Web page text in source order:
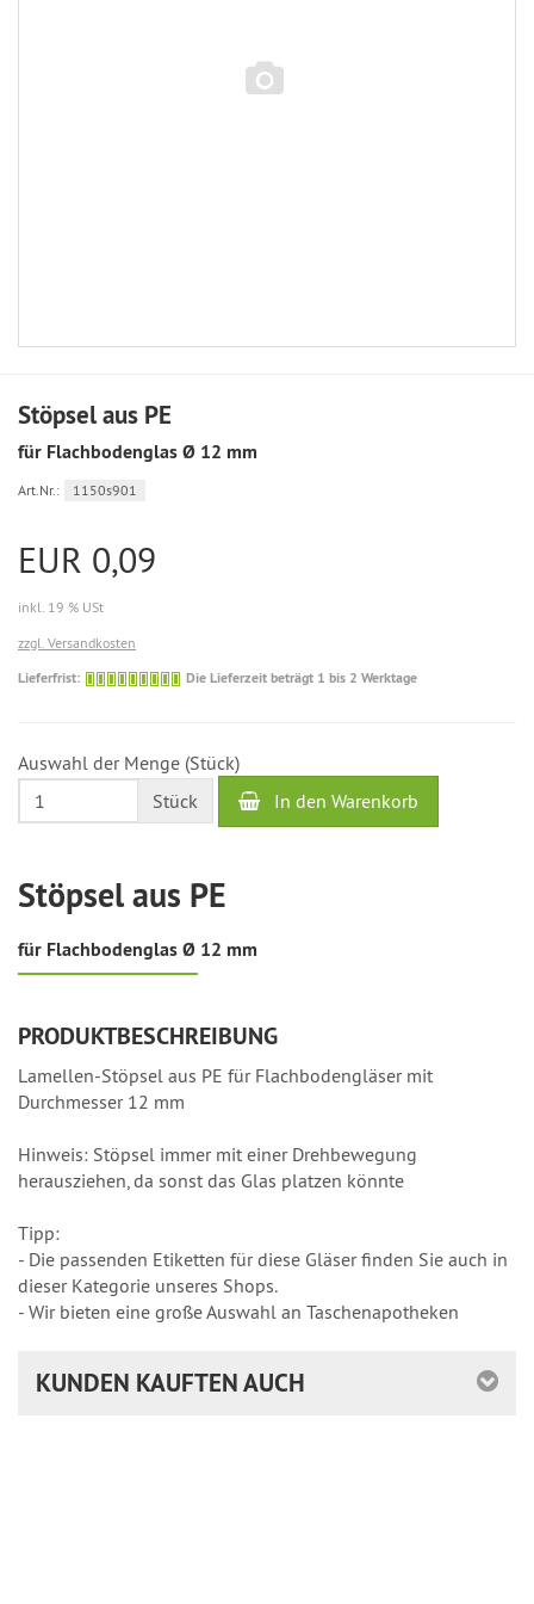
Stöpsel aus PE
für Flachbodenglas Ø 12 mm
Art.Nr.: 1150s901
EUR 0,09
inkl. 19 % USt
zzgl. Versandkosten
Lieferfrist:
Die
bis
2
Werktage
Die Lieferzeit beträgt 1 bis 2 Werktage
Auswahl der Menge (Stück)
Stück
In den Warenkorb
Stöpsel aus PE
für Flachbodenglas Ø 12 mm
PRODUKTBESCHREIBUNG
Lamellen-Stöpsel aus PE für Flachbodengläser mit
Durchmesser 12 mm
Hinweis: Stöpsel immer mit einer Drehbewegung
herausziehen, da sonst das Glas platzen könnte
Tipp:
- Die passenden Etiketten für diese Gläser finden Sie auch in
dieser Kategorie unseres Shops.
- Wir bieten eine große Auswahl an Taschenapotheken
KUNDEN KAUFTEN AUCH